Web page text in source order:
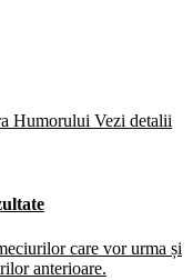
Humorului Vezi detalii
care vor urma și
anterioare.